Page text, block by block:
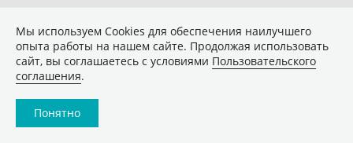
Мы используем Сookies для обеспечения наилучшего
опыта работы на нашем сайте. Продолжая использовать
сайт, вы соглашаетесь с условиями Пользовательского
соглашения.
Понятно